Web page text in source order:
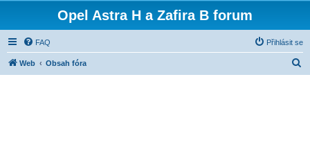
Opel Astra H a Zafira B forum
FAQ Přihlásit se
Web Obsah fóra